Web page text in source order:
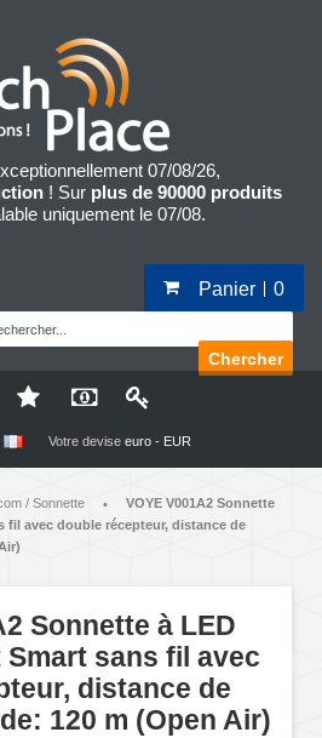
07/08/26,
! Sur plus de 90000 produits
uniquement le 07/08.
Panier 0
Chercher
Votre devise euro - EUR
/ Sonnette •
VOYE V001A2 Sonnette
fil avec double récepteur, distance de
Sonnette à LED
Smart sans fil avec
distance de
120 m (Open Air)